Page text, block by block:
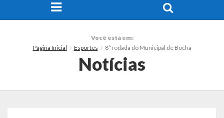
Você está em:
Página Inicial
Esportes 8ª rodada do Municipal de Bocha
Notícias